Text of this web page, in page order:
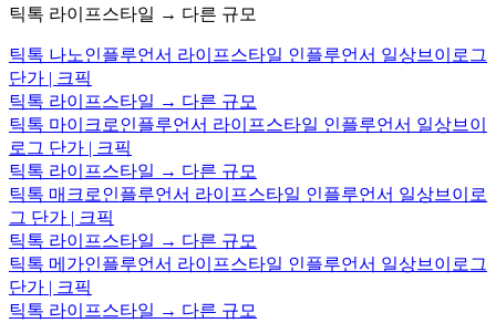
틱톡 라이프스타일 → 다른 규모
틱톡 나노인플루언서 라이프스타일 인플루언서 일상브이로그
단가 | 크픽
틱톡 라이프스타일 → 다른 규모
틱톡 마이크로인플루언서 라이프스타일 인플루언서 일상브이
로그 단가 | 크픽
틱톡 라이프스타일 → 다른 규모
틱톡 매크로인플루언서 라이프스타일 인플루언서 일상브이로
그 단가 | 크픽
틱톡 라이프스타일 → 다른 규모
틱톡 메가인플루언서 라이프스타일 인플루언서 일상브이로그
단가 | 크픽
틱톡 라이프스타일 → 다른 규모